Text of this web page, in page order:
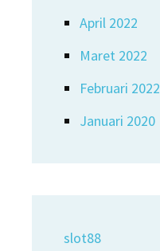
April 2022
Maret 2022
Februari 2022
Januari 2020
slot88